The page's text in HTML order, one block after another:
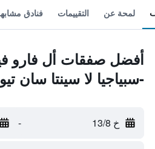
لمحة عن التقييمات فنادق
أفضل صفقات أل فارو
-سبياجيا لا سينتا سان
خ 13/8 -